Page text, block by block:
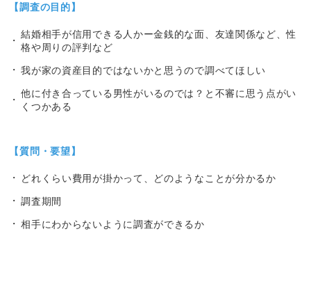
【調査の目的】
結婚相手が信用できる人かー金銭的な面、友達関係など、性
格や周りの評判など
我が家の資産目的ではないかと思うので調べてほしい
他に付き合っている男性がいるのでは？と不審に思う点がい
くつかある
【質問・要望】
どれくらい費用が掛かって、どのようなことが分かるか
調査期間
相手にわからないように調査ができるか